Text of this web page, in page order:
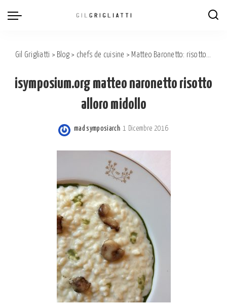
Gil Grigliatti > Blog > chefs de cuisine > Matteo Baronetto: risotto, alloro e midollo. Un boccone di velluto…
isymposium.org matteo naronetto risotto
alloro midollo
Posted
mad symposiarch 1 Dicembre 2016